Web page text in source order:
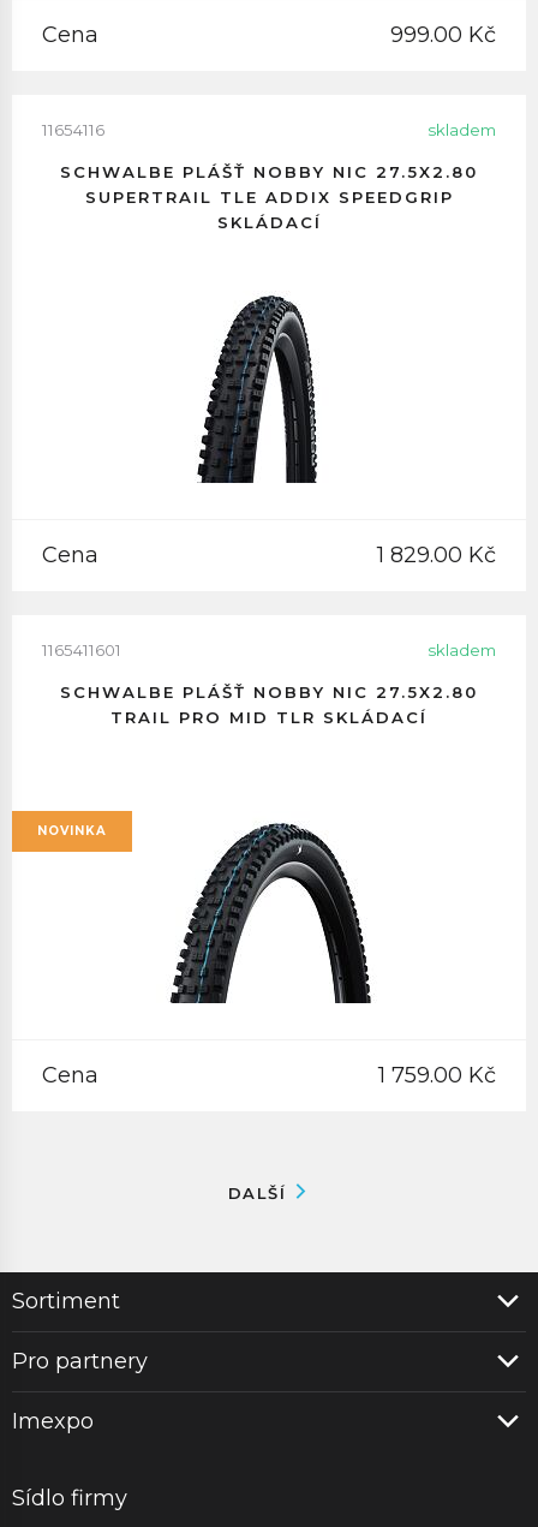
Cena 999.00 Kč
11654116 skladem
SCHWALBE PLÁŠŤ NOBBY NIC 27.5X2.80
SUPERTRAIL TLE ADDIX SPEEDGRIP
SKLÁDACÍ
Cena 1 829.00 Kč
1165411601 skladem
SCHWALBE PLÁŠŤ NOBBY NIC 27.5X2.80
TRAIL PRO MID TLR SKLÁDACÍ
NOVINKA
Cena 1 759.00 Kč
DALŠÍ
Sortiment
Pro partnery
Imexpo
Sídlo firmy